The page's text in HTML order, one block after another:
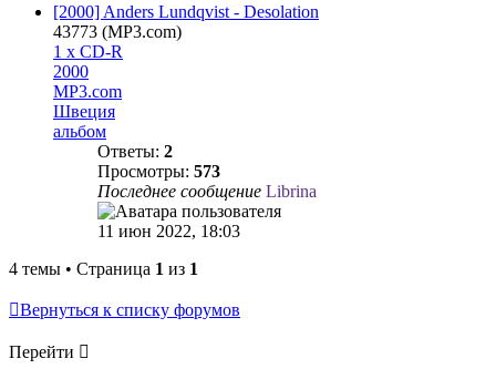
[2000] Anders Lundqvist - Desolation
43773 (MP3.com)
1 x CD-R
2000
MP3.com
Швеция
альбом
Ответы: 2
Просмотры: 573
Последнее сообщение Librina
11 июн 2022, 18:03
4 темы • Страница 1 из 1
Вернуться к списку форумов
Перейти